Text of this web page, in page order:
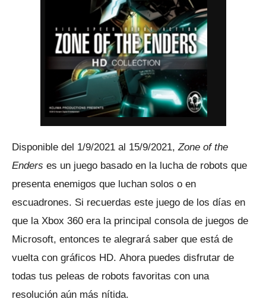
Disponible del 1/9/2021 al 15/9/2021,Zone of the
Enders es un juego basado en la lucha de robots que
presenta enemigos que luchan solos o en
escuadrones. Si recuerdas este juego de los días en
que la Xbox 360 era la principal consola de juegos de
Microsoft, entonces te alegrará saber que está de
vuelta con gráficos HD. Ahora puedes disfrutar de
todas tus peleas de robots favoritas con una
resolución aún más nítida.